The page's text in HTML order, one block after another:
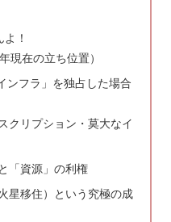
！
現在の立ち位置）
ンフラ」を独占した場合
クリプション・莫大なイ
「資源」の利権
星移住）という究極の成